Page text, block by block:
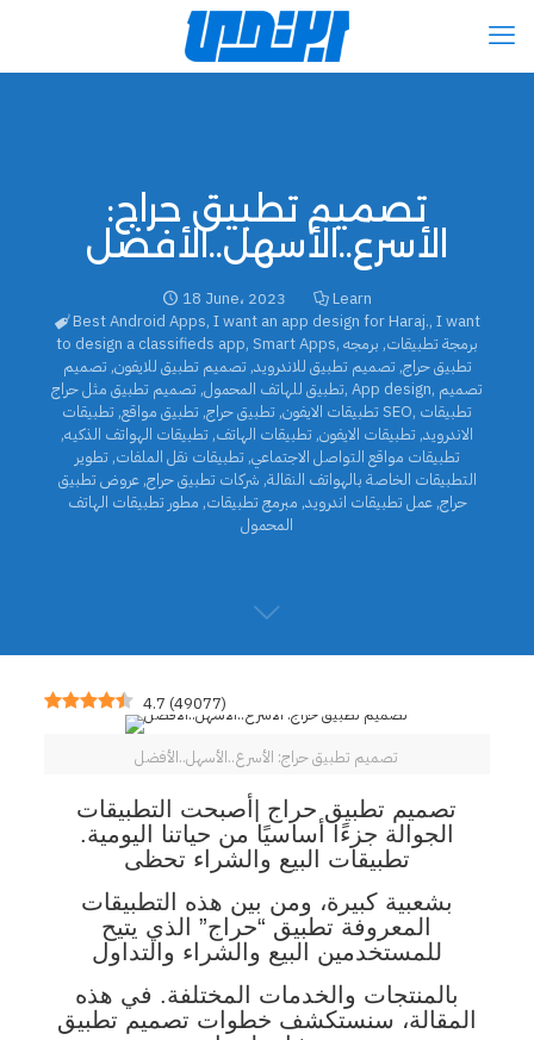
تصميم تطبيق حراج:
الأسرع..الأسهل..الأفضل
18 June، 2023
Learn
Best Android Apps, I want an app design for Haraj., I want
to design a classifieds app, Smart Apps, برمجة تطبيقات, برمجه
تطبيق حراج, تصميم تطبيق للاندرويد, تصميم تطبيق للايفون, تصميم
تطبيق للهاتف المحمول, تصميم تطبيق مثل حراج , App design, تصميم
تطبيقات الايفون, تطبيق حراج, تطبيق مواقع, تطبيقات SEO, تطبيقات
الاندرويد, تطبيقات الايفون, تطبيقات الهاتف, تطبيقات الهواتف الذكيه,
تطبيقات مواقع التواصل الاجتماعي, تطبيقات نقل الملفات, تطوير
التطبيقات الخاصة بالهواتف النقالة, شركات تطبيق حراج,عروض تطبيق
حراج,عمل تطبيقات اندرويد, مبرمج تطبيقات, مطور تطبيقات الهاتف
المحمول
4.7 (49077)
تصميم تطبيق حراج: الأسرع..الأسهل..الأفضل
تصميم تطبيق حراج |أصبحت التطبيقات
الجوالة جزءًا أساسيًا من حياتنا اليومية.
تطبيقات البيع والشراء تحظى
بشعبية كبيرة، ومن بين هذه التطبيقات
المعروفة تطبيق “حراج” الذي يتيح
للمستخدمين البيع والشراء والتداول
بالمنتجات والخدمات المختلفة. في هذه
المقالة، سنستكشف خطوات تصميم تطبيق